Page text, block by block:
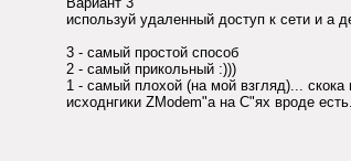
используй удаленный доступ к сети и а
3 - самый простой способ
2 - самый прикольный :)))
1 - самый плохой (на мой взгляд)...
исходнгики ZModem"а на C"ях вроде